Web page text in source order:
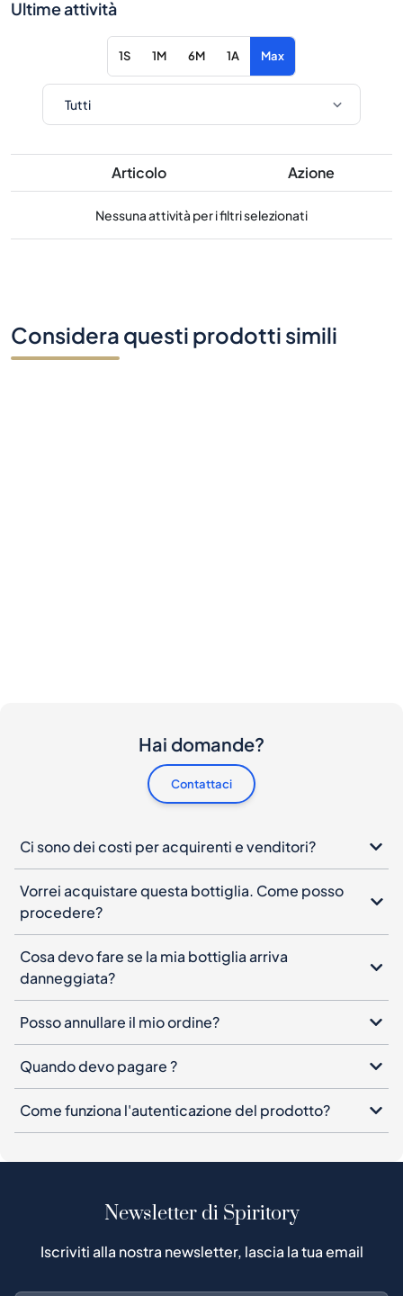
Ultime attività
1S 1M 6M 1A Max
Articolo Azione
Nessuna attività per i filtri selezionati
Considera questi prodotti simili
Hai domande?
Contattaci
Ci sono dei costi per acquirenti e venditori?
Vorrei acquistare questa bottiglia. Come posso
procedere?
Cosa devo fare se la mia bottiglia arriva
danneggiata?
Posso annullare il mio ordine?
Quando devo pagare ?
Come funziona l'autenticazione del prodotto?
Newsletter di Spiritory
Iscriviti alla nostra newsletter, lascia la tua email